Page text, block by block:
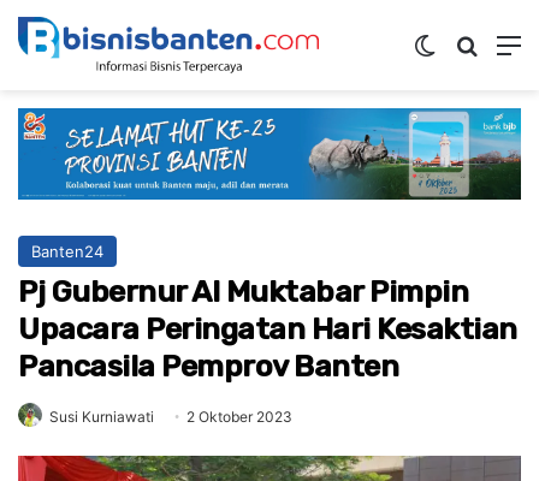
Switch skin
Banten24
Pj Gubernur Al Muktabar Pimpin
Upacara Peringatan Hari Kesaktian
Pancasila Pemprov Banten
Susi Kurniawati 2 Oktober 2023